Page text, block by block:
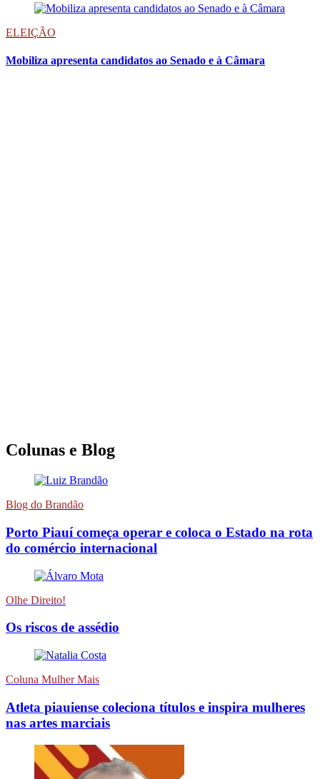
ELEIÇÃO
Mobiliza apresenta candidatos ao Senado e à Câmara
Colunas e Blog
Blog do Brandão
Porto Piauí começa operar e coloca o Estado na rota
do comércio internacional
Olhe Direito!
Os riscos de assédio
Coluna Mulher Mais
Atleta piauiense coleciona títulos e inspira mulheres
nas artes marciais